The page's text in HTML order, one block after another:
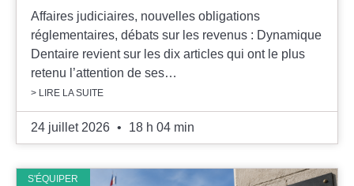
Affaires judiciaires, nouvelles obligations
réglementaires, débats sur les revenus : Dynamique
Dentaire revient sur les dix articles qui ont le plus
retenu l’attention de ses…
> LIRE LA SUITE
24 juillet 2026 18 h 04 min
S'ÉQUIPER
- Paramétrer vos choix pour accepter les cookies ou
non en cliquant sur le bouton "Je souhaite Gérer mes
préférences"
Je certifie être un professionnel de santé et je
souhaite gérer mes préférences
Je certifie être un professionnel de
confidentialité